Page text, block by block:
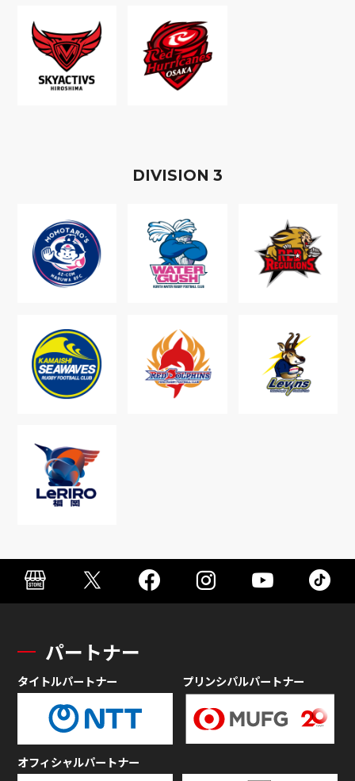
DIVISION 3
パートナー
タイトルパートナー プリンシパルパートナー
オフィシャルパートナー